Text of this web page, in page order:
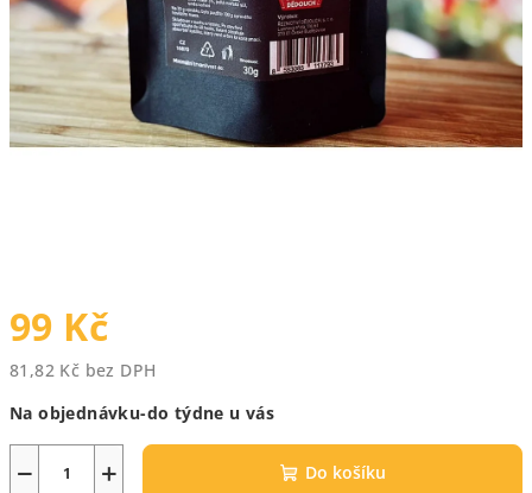
99 Kč
81,82 Kč bez DPH
cena:
Na objednávku-do týdne u vás
+
− Do košíku